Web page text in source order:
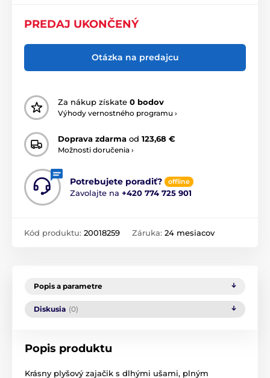
PREDAJ UKONČENÝ
Otázka na predajcu
Za nákup získate 0 bodov
Výhody vernostného programu ›
Doprava zdarma od 123,68 €
Možnosti doručenia ›
Potrebujete poradiť? offline
Zavolajte na +420 774 725 901
Kód produktu: 20018259 Záruka: 24 mesiacov
Popis a parametre
Diskusia (0)
Popis produktu
Krásny plyšový zajačik s dlhými ušami, plným